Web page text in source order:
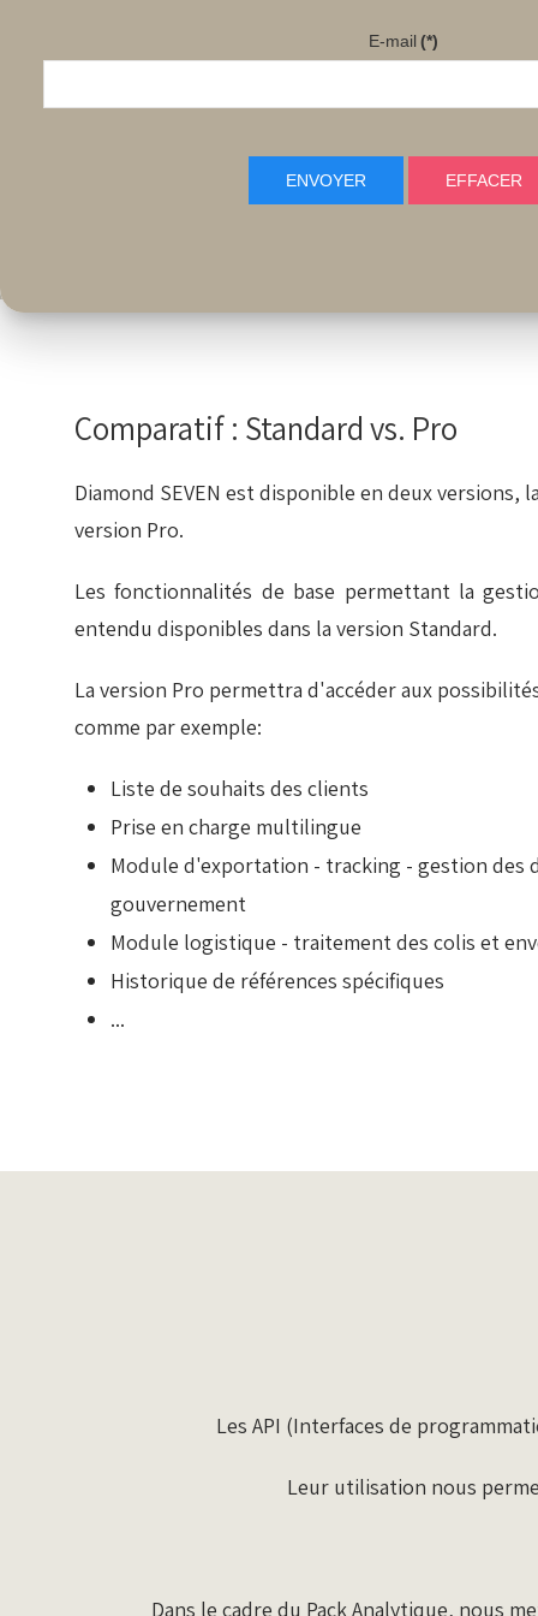
Comparatif : Standard vs. Pro
Diamond SEVEN est disponible en deux versions,
version Pro.
Les fonctionnalités de base permettant la
entendu disponibles dans la version Standard.
La version Pro permettra d'accéder aux
comme par exemple:
Liste de souhaits des clients
Prise en charge multilingue
Module d'exportation - tracking - gestion des
gouvernement
Module logistique - traitement des colis et
Historique de références spécifiques
...
Les API (Interfaces de
Leur utilisation nous
Dans le cadre du Pack Analytique, nous
E-mail(*)
ENVOYER EFFACER